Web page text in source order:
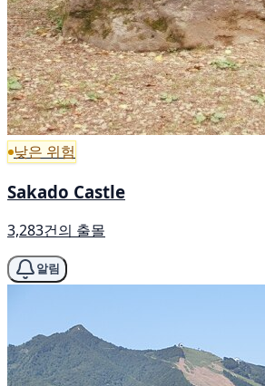
낮은 위험
Sakado Castle
3,283건의 출몰
알림